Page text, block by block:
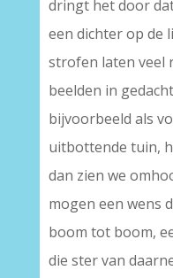
dringt het door
een dichter op de
strofen laten veel
beelden in
bijvoorbeeld als
uitbottende tuin,
dan zien we
mogen een wens
boom tot boom,
die ster van